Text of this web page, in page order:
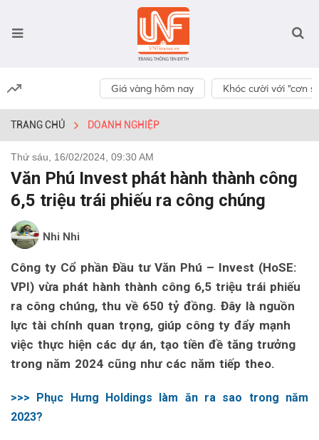
Giá vàng hôm nay Khóc cười với “cơn
TRANG CHỦ DOANH NGHIỆP
Thứ sáu, 16/02/2024, 09:30 AM
Văn Phú Invest phát hành thành công
6,5 triệu trái phiếu ra công chúng
Nhi Nhi
Công ty Cổ phần Đầu tư Văn Phú – Invest (HoSE:
VPI) vừa phát hành thành công 6,5 triệu trái phiếu
ra công chúng, thu về 650 tỷ đồng. Đây là nguồn
lực tài chính quan trọng, giúp công ty đẩy mạnh
việc thực hiện các dự án, tạo tiền đề tăng trưởng
trong năm 2024 cũng như các năm tiếp theo.
>>> Phục Hưng Holdings làm ăn ra sao trong năm
2023?